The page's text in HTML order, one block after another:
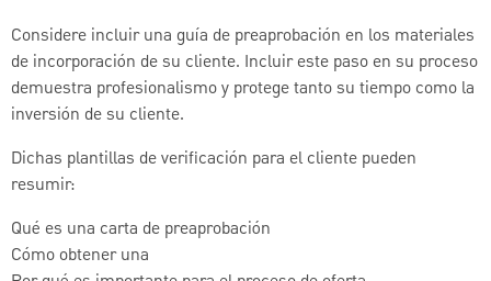
Considere incluir una guía de preaprobación en los materiales
de incorporación de su cliente. Incluir este paso en su proceso
demuestra profesionalismo y protege tanto su tiempo como la
inversión de su cliente.
Dichas plantillas de verificación para el cliente pueden
resumir:
Qué es una carta de preaprobación
Cómo obtener una